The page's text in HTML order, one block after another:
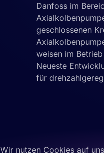
Danfoss im
geschlossenen
weisen im
Neueste
für
Wir nutzen Cookies auf